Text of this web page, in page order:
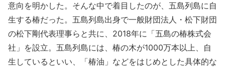
意向を明かした。そんな中で着目したのが、五島列島に自
生する椿だった。五島列島出身で一般財団法人・松下財団
の松下剛代表理事らと共に、2018年に「五島の椿株式会
社」を設立。五島列島には、椿の木が1000万本以上、自
生しているといい、「椿油」などをはじめとした具体的な